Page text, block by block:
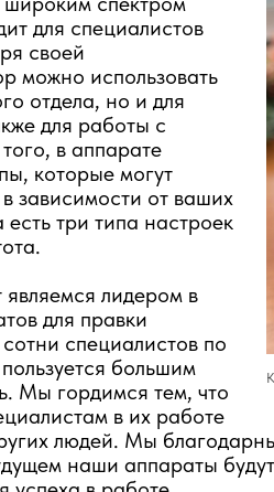
для специалистов
своей
можно использовать
отдела, но и для
для работы с
в аппарате
которые могут
зависимости от ваших
три типа настроек
лидером в
для правки
специалистов по
большим
Мы гордимся тем, что
в их работе
людей. Мы
наши аппараты